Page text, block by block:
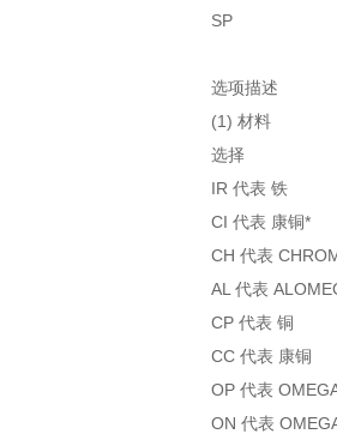
SP
选项描述
(1) 材料
选择
IR 代表 铁
CI 代表 康铜*
CH 代表
AL 代表
CP 代表 铜
CC 代表 康铜
OP 代表
ON 代表